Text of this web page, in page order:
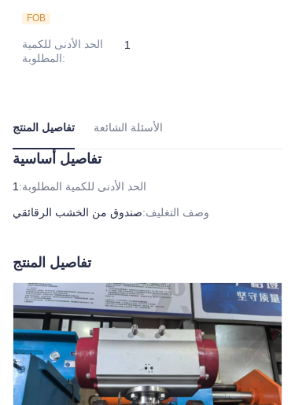
FOB
الحد الأدنى للكمية
المطلوبة:
1
تفاصيل المنتج الأسئلة الشائعة
تفاصيل أساسية
الحد الأدنى للكمية المطلوبة:
1
وصف التغليف:صندوق من الخشب الرقائقي
تفاصيل المنتج